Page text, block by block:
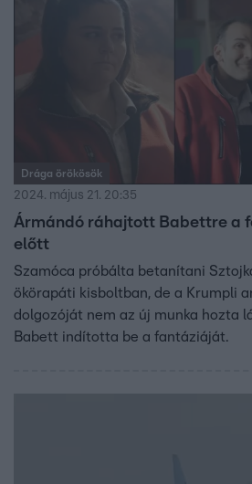
Drága örökösök
2024. május 21. 20:35
Ármándó ráhajtott Babettre a
előtt
Szamóca próbálta betanítani
ökörapáti kisboltban, de a Krumpli
dolgozóját nem az új munka hozta
Babett indította be a fantáziáját.